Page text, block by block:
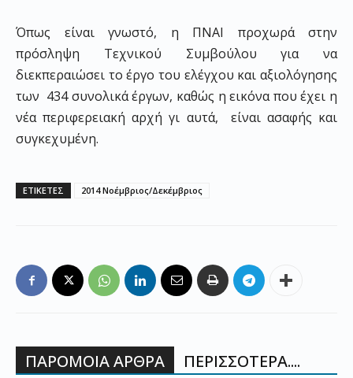
Όπως είναι γνωστό, η ΠΝΑΙ προχωρά στην
πρόσληψη Τεχνικού Συμβούλου για να
διεκπεραιώσει το έργο του ελέγχου και αξιολόγησης
των 434 συνολικά έργων, καθώς η εικόνα που έχει η
νέα περιφερειακή αρχή γι αυτά, είναι ασαφής και
συγκεχυμένη.
ΕΤΙΚΕΤΕΣ 2014 Νοέμβριος/Δεκέμβριος
ΠΑΡΟΜΟΙΑ ΑΡΘΡΑ ΠΕΡΙΣΣΟΤΕΡΑ....